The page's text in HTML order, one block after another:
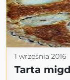
1 września 2016
Tarta